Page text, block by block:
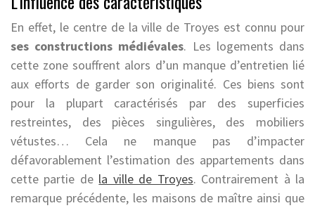
En effet, le centre de la ville de Troyes est connu pour
ses constructions médiévales. Les logements dans
cette zone souffrent alors d’un manque d’entretien lié
aux efforts de garder son originalité. Ces biens sont
pour la plupart caractérisés par des superficies
restreintes, des pièces singulières, des mobiliers
vétustes… Cela ne manque pas d’impacter
défavorablement l’estimation des appartements dans
cette partie de la ville de Troyes. Contrairement à la
remarque précédente, les maisons de maître ainsi que